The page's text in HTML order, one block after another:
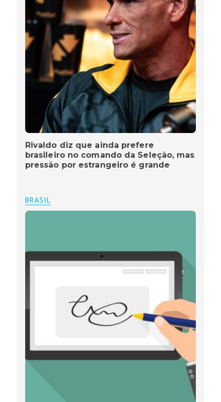
Rivaldo diz que ainda prefere
brasileiro no comando da Seleção, mas
pressão por estrangeiro é grande
BRASIL